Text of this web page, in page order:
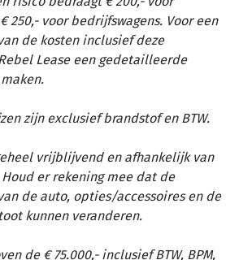
250,- voor bedrijfswagens. Voor een
de kosten inclusief deze
Lease een gedetailleerde
zijn exclusief brandstof en BTW.
vrijblijvend en afhankelijk van
er rekening mee dat de
de auto, opties/accessoires en de
kunnen veranderen.
de € 75.000,- inclusief BTW, BPM,